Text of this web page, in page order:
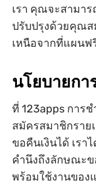
เรา คุณจะสามา
ปรับปรุงด้วยคุณส
เหนือจากที่แผนฟ
นโยบายกา
ที่ 123apps การ
สมัครสมาชิกราย
ขอคืนเงินได้ เรา
คำนึงถึงลักษณะข
พร้อมใช้งานของ